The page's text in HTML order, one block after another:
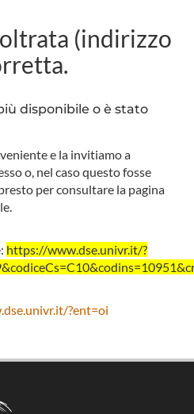
(indirizzo
disponibile o è stato
e la invitiamo a
o, nel caso questo fosse
per consultare la pagina
https://www.dse.univr.it/?
?ent=oi